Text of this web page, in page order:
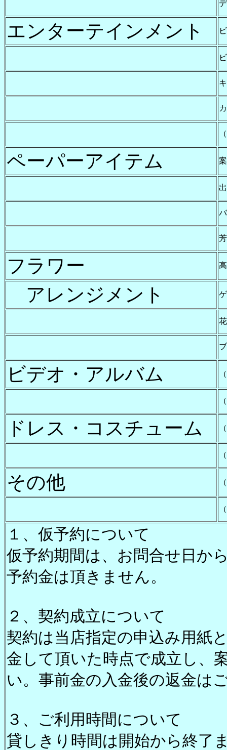
エンターテインメント
ペーパーアイテム
フラワー
アレンジメント
ビデオ・アルバム
ドレス・コスチューム
その他
１、仮予約について
仮予約期間は、お問合せ日か
予約金は頂きません。
２、契約成立について
契約は当店指定の申込み用紙
金して頂いた時点で成立し、
い。事前金の入金後の返金は
３、ご利用時間について
貸しきり時間は開始から終了